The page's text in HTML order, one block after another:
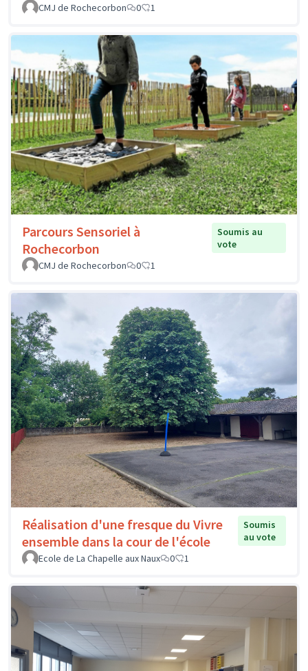
CMJ de Rochecorbon
0 1
Parcours Sensoriel à
Rochecorbon
Soumis au
vote
CMJ de Rochecorbon
0 1
Réalisation d'une fresque du Vivre
ensemble dans la cour de l'école
Soumis
au vote
Ecole de La Chapelle aux Naux
0 1